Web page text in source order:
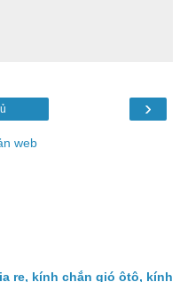
›
web
re, kính chắn gió ôtô, kính